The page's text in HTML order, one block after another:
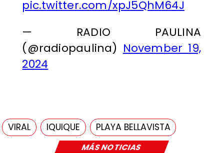
MÁS NOTICIAS
pic.twitter.com/xpJ5QhM64J
— RADIO PAULINA
(@radiopaulina) November 19,
2024
VIRAL IQUIQUE PLAYA BELLAVISTA